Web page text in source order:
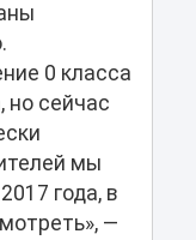
0 класса
но сейчас
мы
года, в
—